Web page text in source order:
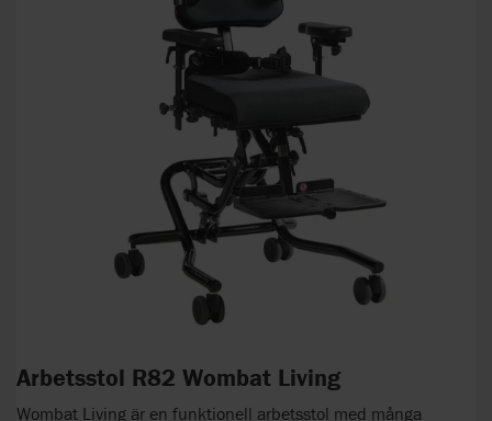
Arbetsstol R82 Wombat Living
Wombat Living är en funktionell arbetsstol med många